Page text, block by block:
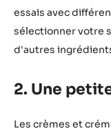
essais avec
sélectionner votre
d'autres
2. Une
Les crèmes et